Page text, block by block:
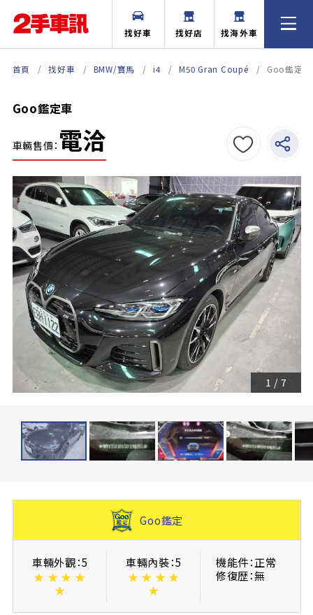
找好車 找好店 找海外車
首頁 找好車 BMW/寶馬 i4 M50 Gran Coupé Goo鑑定車
Goo鑑定車
車輛售價： 電洽
1 / 7
Goo鑑定
車輛外觀：5
★ ★ ★ ★
★
車輛內裝：5
★ ★ ★ ★
★
機能件：正常
修復歴：無